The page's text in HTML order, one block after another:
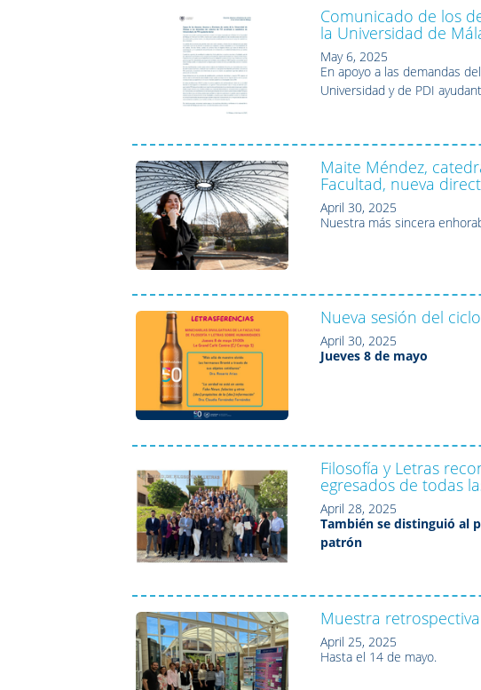
Comunicado de los
la Universidad de
May 6, 2025
En apoyo a las demandas
Universidad y de PDI
Maite Méndez,
Facultad, nueva
April 30, 2025
Nuestra más sincera
Nueva sesión del ciclo
April 30, 2025
Jueves 8 de mayo
Filosofía y Letras
egresados de todas
April 28, 2025
También se distinguió al
patrón
Muestra
April 25, 2025
Hasta el 14 de mayo.